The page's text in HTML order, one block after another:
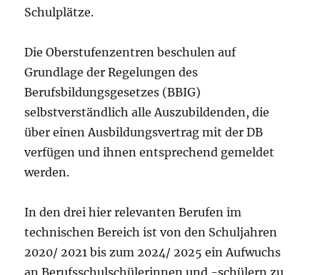
Schulplätze.
Die Oberstufenzentren beschulen auf
Grundlage der Regelungen des
Berufsbildungsgesetzes (BBIG)
selbstverständlich alle Auszubildenden, die
über einen Ausbildungsvertrag mit der DB
verfügen und ihnen entsprechend gemeldet
werden.
In den drei hier relevanten Berufen im
technischen Bereich ist von den Schuljahren
2020/ 2021 bis zum 2024/ 2025 ein Aufwuchs
an Berufsschulschülerinnen und -schülern zu